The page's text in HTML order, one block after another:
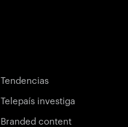
Tendencias
Telepaís investiga
Branded content